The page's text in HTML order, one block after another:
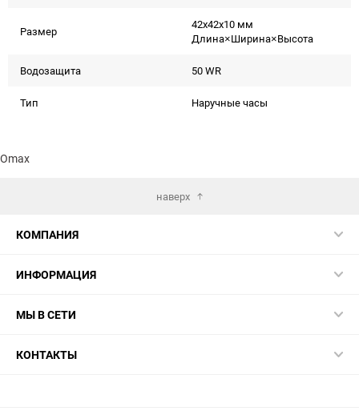
Размер
42x42x10 мм
Длина×Ширина×Высота
Водозащита 50 WR
Тип Наручные часы
Omax
наверх
КОМПАНИЯ
ИНФОРМАЦИЯ
МЫ В СЕТИ
КОНТАКТЫ